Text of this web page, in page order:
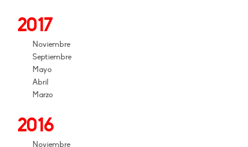
2017
Noviembre
Septiembre
Mayo
Abril
Marzo
2016
Noviembre